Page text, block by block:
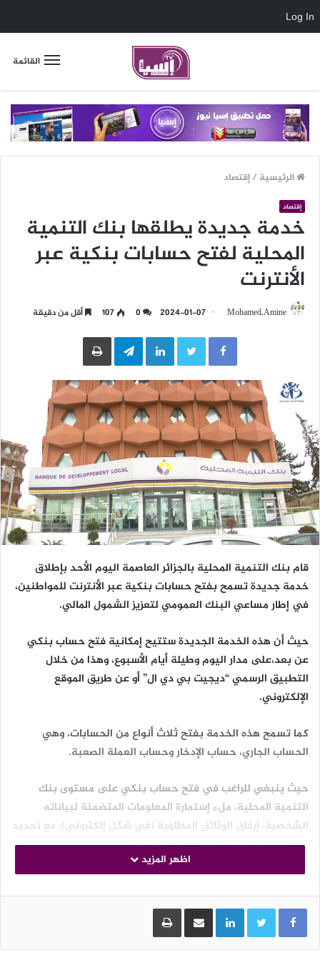
القائمة
الرئيسية /إقتصاد
إقتصاد
خدمة جديدة يطلقها بنك التنمية
المحلية لفتح حسابات بنكية عبر
الأنترنت
Mohamed.Amine
2024-01-07
107 أقل من دقيقة
LinkedIn
Telegramطباعة
قام بنك التنمية المحلية بالجزائر العاصمة اليوم الأحد بإطلاق
خدمة جديدة تسمح بفتح حسابات بنكية عبر الأنترنت للمواطنين،
في إطار مساعي البنك العمومي لتعزيز الشمول المالي.
حيث أن هذه الخدمة الجديدة ستتيح إمكانية فتح حساب بنكي
عن بعد،على مدار اليوم وطيلة أيام الأسبوع، وهذا من خلال
التطبيق الرسمي “ديجيت بي دي ال” أو عن طريق الموقع
الإلكتروني.
كما تسمح هذه الخدمة بفتح ثلاث أنواع من الحسابات، وهي
الحساب الجاري، حساب الإدخار وحساب العملة الصعبة.
حيث ينبغي للراغب في فتح حساب بنكي على مستوى بنك
التنمية المحلية، ملء إستمارة المعلومات المتضمنة لبياناته
الشخصية، إرفاق الوثائق المطلوبة (في شكل إلكتروني)، مع تحديد
الوكالة التي يريد فتح حساب بنكي فيها.
رقيق” بأن هذه الخدمة “آمنة وتضمن حماية البيانات الشخصية
للزبائن”، و أوضح أيضا أن “هذه الخطوة تهدف إلى التقرب أكثر من
ستكون سنة التحول الرقمي وعصرنة العمليات البنكية”.
اظهر المزيد
LinkedInمشاركة عبر البريد طباعة
Log In